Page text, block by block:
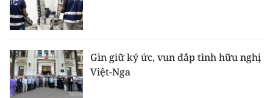
Gìn giữ ký ức, vun đắp tình hữu nghị
Việt-Nga